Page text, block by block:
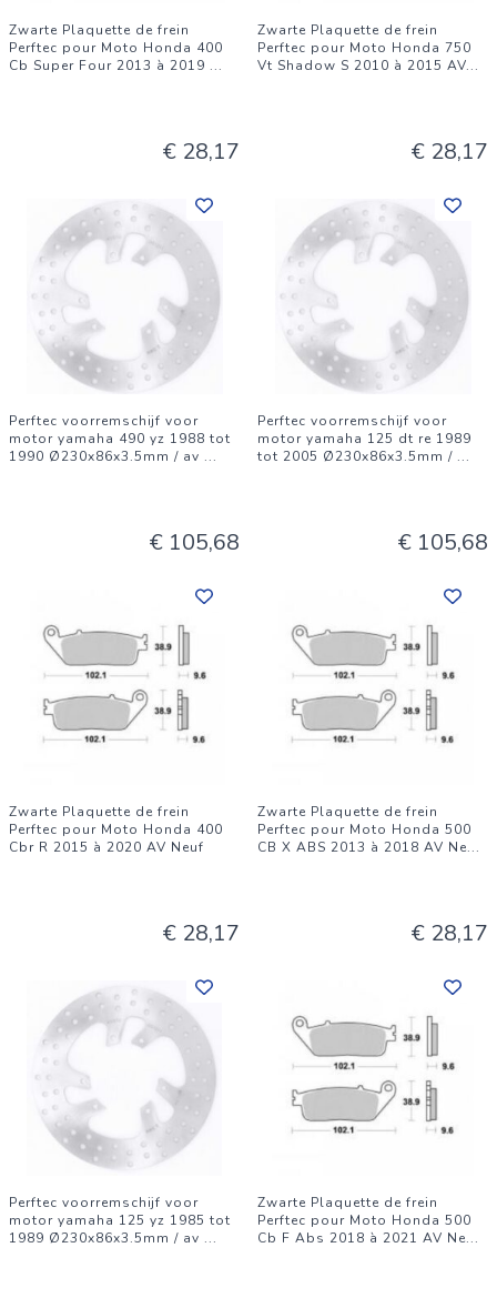
Zwarte Plaquette de frein
Perftec pour Moto Honda 400
Cb Super Four 2013 à 2019 ...
€ 28,17
Zwarte Plaquette de frein
Perftec pour Moto Honda 750
Vt Shadow S 2010 à 2015 AV...
€ 28,17
Perftec voorremschijf voor
motor yamaha 490 yz 1988 tot
1990 Ø230x86x3.5mm / av ...
€ 105,68
Perftec voorremschijf voor
motor yamaha 125 dt re 1989
tot 2005 Ø230x86x3.5mm / ...
€ 105,68
Zwarte Plaquette de frein
Perftec pour Moto Honda 400
Cbr R 2015 à 2020 AV Neuf
€ 28,17
Zwarte Plaquette de frein
Perftec pour Moto Honda 500
CB X ABS 2013 à 2018 AV Ne...
€ 28,17
Perftec voorremschijf voor
motor yamaha 125 yz 1985 tot
1989 Ø230x86x3.5mm / av ...
Zwarte Plaquette de frein
Perftec pour Moto Honda 500
Cb F Abs 2018 à 2021 AV Ne...